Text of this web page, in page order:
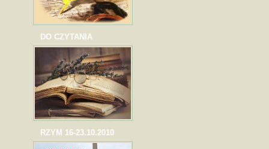
DO CZYTANIA
RZYM 16-23.10.2010